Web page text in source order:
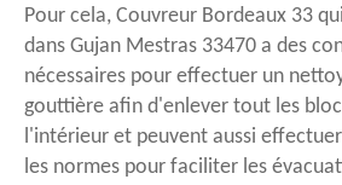
Pour cela, Couvreur Bordeaux 33
dans Gujan Mestras 33470 a des
nécessaires pour effectuer un
gouttière afin d'enlever tout les
l'intérieur et peuvent aussi
les normes pour faciliter les